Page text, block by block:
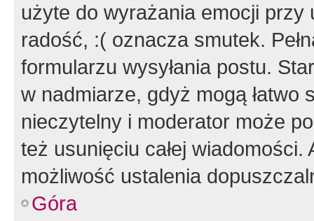
użyte do wyrażania emocji
radość, :( oznacza smutek.
formularzu wysyłania postu.
w nadmiarze, gdyż mogą
nieczytelny i moderator może
też usunięciu całej
możliwość ustalenia
Góra